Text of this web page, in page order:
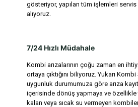
gösteriyor, yapılan tüm işlemleri servis
alıyoruz.
7/24 Hızlı Müdahale
Kombi arızalarının çoğu zaman en
ortaya çıktığını biliyoruz. Yukarı
uygunluk durumumuza göre arıza
içerisinde dönüş yapmaya ve özellikle
kalan veya sıcak su vermeyen